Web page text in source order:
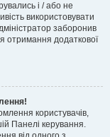
і / або не
використовувати
заборонив
отримання додаткової
користувачів,
Панелі керування.